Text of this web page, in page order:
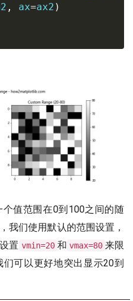
, ax=ax2 )
值范围在0到100之间的随
我们使用默认的范围设置，
置 vmin=20 和 vmax=80 来限
可以更好地突出显示20到